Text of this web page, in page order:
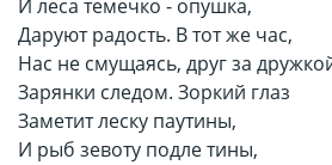
И леса темечко - опушка,
Даруют радость. В тот же час,
Нас не смущаясь, друг за
Зарянки следом. Зоркий глаз
Заметит леску паутины,
И рыб зевоту подле тины,